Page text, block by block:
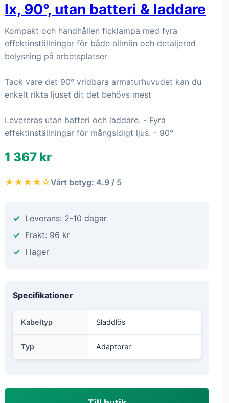
lx, 90°, utan batteri & laddare
Kompakt och handhållen ficklampa med fyra
effektinställningar för både allmän och detaljerad
belysning på arbetsplatser
Tack vare det 90° vridbara armaturhuvudet kan du
enkelt rikta ljuset dit det behövs mest
Levereras utan batteri och laddare. - Fyra
effektinställningar för mångsidigt ljus. - 90°
1 367 kr
★★★★☆Vårt betyg: 4.9 / 5
Leverans: 2-10 dagar
Frakt: 96 kr
I lager
Specifikationer
Kabeltyp Sladdlös
Typ Adaptorer